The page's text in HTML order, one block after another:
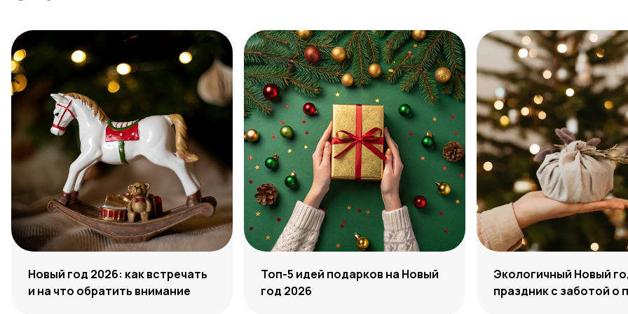
Новый год 2026: как встречать
и на что обратить внимание
Топ-5 идей подарков на Новый
год 2026
Экологичный Новый
праздник с заботой о